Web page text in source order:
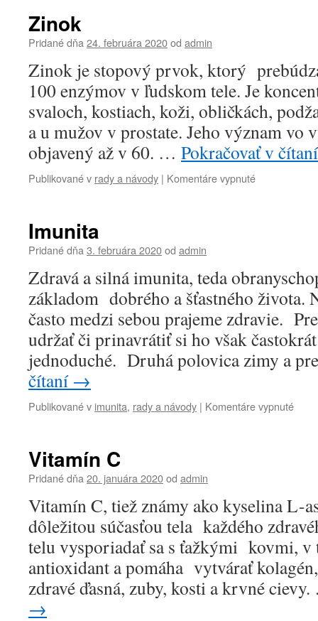
Zinok
Pridané dňa 24. februára 2020od admin
Zinok je stopový prvok, ktorý
100 enzýmov v ľudskom tele. Je
svaloch, kostiach, koži, obličkách,
a u mužov v prostate. Jeho význam
objavený až v 60. … Pokračovať v
Publikované v rady a návody | Komentáre vypnuténa
Imunita
Pridané dňa 3. februára 2020od admin
Zdravá a silná imunita, teda
základom dobrého a šťastného života.
často medzi sebou prajeme zdravie.
udržať či prinavrátiť si ho však
jednoduché. Druhá polovica zimy a
čítaní →
Publikované v imunita, rady a návody | Komentáre vypnuténa
Vitamín C
Pridané dňa 20. januára 2020od admin
Vitamín C, tiež známy ako kyselina L-
dôležitou súčasťou tela každého
telu vysporiadať sa s ťažkými kovmi, v
antioxidant a pomáha vytvárať
zdravé ďasná, zuby, kosti a krvné
→